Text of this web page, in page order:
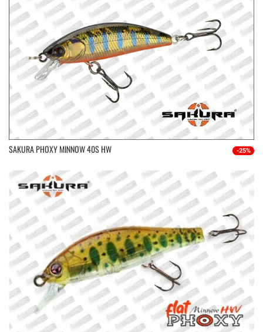
SAKURA PHOXY MINNOW 40S HW -25%